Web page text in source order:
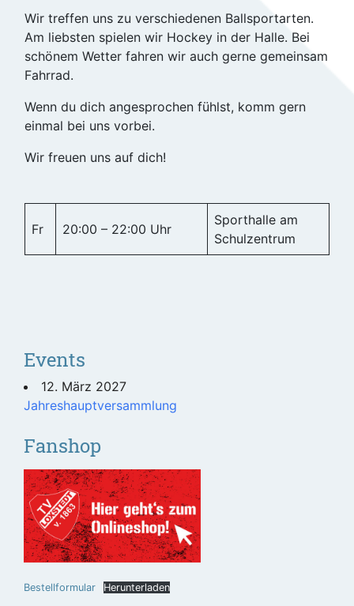
Wir treffen uns zu verschiedenen Ballsportarten.
Am liebsten spielen wir Hockey in der Halle. Bei
schönem Wetter fahren wir auch gerne gemeinsam
Fahrrad.
Wenn du dich angesprochen fühlst, komm gern
einmal bei uns vorbei.
Wir freuen uns auf dich!
Fr 20:00 – 22:00 Uhr
Sporthalle am
Schulzentrum
Events
12. März 2027
Jahreshauptversammlung
Fanshop
Bestellformular Herunterladen